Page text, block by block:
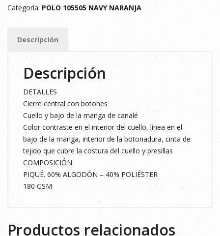
105505
FLÚOR
cantidad
Categoría: POLO 105505 NAVY NARANJA
Descripción
Descripción
DETALLES
Cierre central con botones
Cuello y bajo de la manga de canalé
Color contraste en el interior del cuello, línea en el
bajo de la manga, interior de la botonadura, cinta de
tejido que cubre la costura del cuello y presillas
COMPOSICIÓN
PIQUÉ. 60% ALGODÓN – 40% POLIÉSTER
180 GSM
Productos relacionados